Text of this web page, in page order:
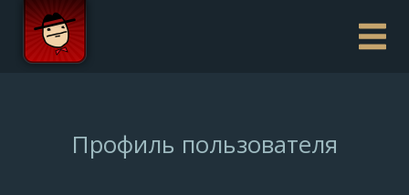
Профиль пользователя